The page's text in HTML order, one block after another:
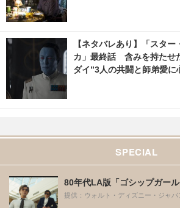
【ネタバレあり】「スタ
カ」最終話 含みを持たせ
ダイ”3人の共闘と師弟愛に
SPECIAL
80年代LA版「ゴシップガー
提供：ウォルト・ディズニー・ジャパ